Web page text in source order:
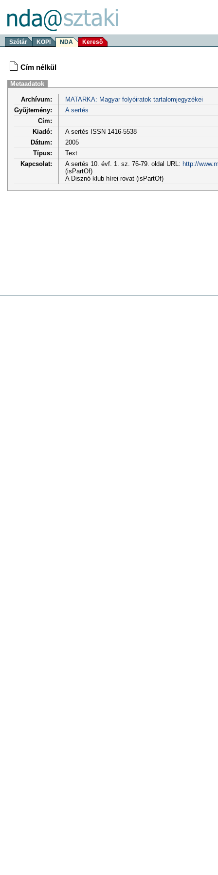
Szótár KOPI NDA Kereső
Cím nélkül
Metaadatok
Archívum:
MATARKA: Magyar folyóiratok tartalomjegyzékei
Gyűjtemény:
A sertés
Cím:
Kiadó:
A sertés ISSN 1416-5538
Dátum:
2005
Típus:
Text
Kapcsolat:
A sertés 10. évf. 1. sz. 76-79. oldal URL: http://
(isPartOf)
A Disznó klub hírei rovat (isPartOf)